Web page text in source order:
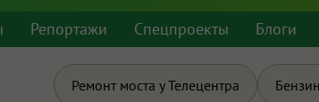
Репортажи Спецпроекты Блоги
Ремонт моста у Телецентра Бензин